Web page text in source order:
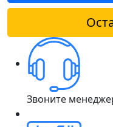
Звоните